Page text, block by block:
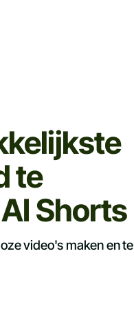
te
Shorts
video's maken en te